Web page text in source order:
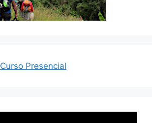
Curso Presencial